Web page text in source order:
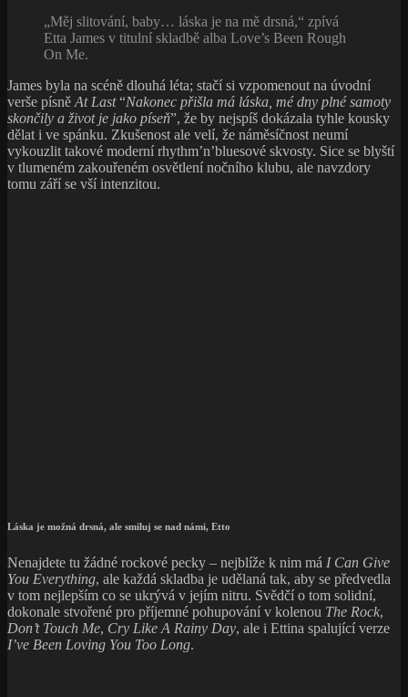
„Měj slitování, baby… láska je na mě drsná,“ zpívá
Etta James v titulní skladbě alba Love’s Been Rough
On Me.
James byla na scéně dlouhá léta; stačí si vzpomenout na úvodní
verše písně At Last“Nakonec přišla má láska, mé dny plné samoty
skončily a život je jako píseň”, že by nejspíš dokázala tyhle kousky
dělat i ve spánku. Zkušenost ale velí, že náměsíčnost neumí
vykouzlit takové moderní rhythm’n’bluesové skvosty. Sice se blyští
v tlumeném zakouřeném osvětlení nočního klubu, ale navzdory
tomu září se vší intenzitou.
Láska je možná drsná, ale smiluj se nad námi, Etto
Nenajdete tu žádné rockové pecky – nejblíže k nim má I Can Give
You Everything, ale každá skladba je udělaná tak, aby se předvedla
v tom nejlepším co se ukrývá v jejím nitru. Svědčí o tom solidní,
dokonale stvořené pro příjemné pohupování v kolenou The Rock,
Don’t Touch Me, Cry Like A Rainy Day, ale i Ettina spalující verze
I’ve Been Loving You Too Long.